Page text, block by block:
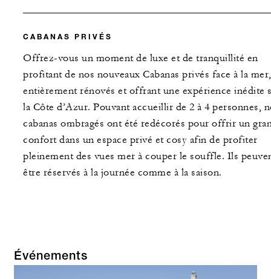
CABANAS PRIVÉS
Offrez-vous un moment de luxe et de tranquillité en
profitant de nos nouveaux Cabanas privés face à la mer,
entièrement rénovés et offrant une expérience inédite
la Côte d’Azur. Pouvant accueillir de 2 à 4 personnes,
cabanas ombragés ont été redécorés pour offrir un
confort dans un espace privé et cosy afin de profiter
pleinement des vues mer à couper le souffle. Ils
être réservés à la journée comme à la saison.
Événements